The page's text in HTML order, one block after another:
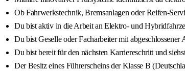
Ob Fahrwerkstechnik, Bremsanlagen oder Reifen-
Du bist aktiv in die Arbeit an Elektro- und
Du bist Geselle oder Facharbeiter mit
Du bist bereit für den nächsten Karriereschritt und
Der Besitz eines Führerscheins der Klasse B